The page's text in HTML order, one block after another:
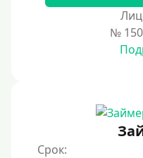
Без СНИЛСа
Без подтверждения
Без справок и
№
Срок: